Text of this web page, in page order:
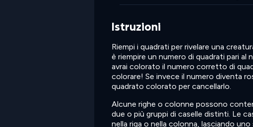
Istruzioni
Riempi i quadrati per rivelare una
è riempire un numero di quadrati pari
avrai colorato il numero corretto di
colorare! Se invece il numero diventa
quadrato colorato per cancellarlo.
Alcune righe o colonne possono
due o più gruppi di caselle distinti. Le
nella riga o nella colonna, lasciando